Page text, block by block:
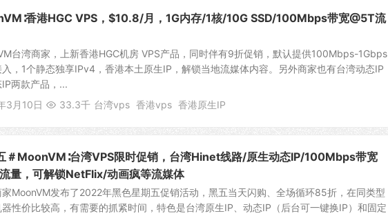
香港HGC VPS，$10.8/月，1G内存/1核/10G SSD/100Mbps带宽@5T流
台湾商家，上新香港HGC机房 VPS产品，同时伴有9折促销，默认提供100Mbps-1Gbps
，1个静态独享IPv4，香港本土原生IP，解锁当地流媒体内容。另外商家也有台湾动态IP
两款产品，...
3月10日
33.3千 台湾vps 香港vps 香港原生IP
＃MoonVM∶台湾VPS限时促销，台湾Hinet线路/原生动态IP/100Mbps带宽
量，可解锁NetFlix/动画疯等流媒体
家MoonVM发布了2022年黑色星期五促销活动，黑五当天闪购、全场循环85折，在同类型
器性价比较高，有需要的抓紧时间，特色是台湾原生IP、动态IP（后台可一键换IP）和固定